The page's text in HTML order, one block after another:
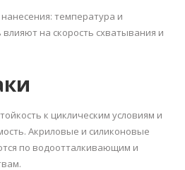
температура и
на скорость схватывания и
к циклическим условиям и
Акриловые и силиконовые
по водоотталкивающим и